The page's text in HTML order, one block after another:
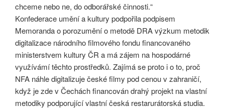
chceme nebo ne, do odborářské činnosti.“
Konfederace umění a kultury podpořila podpisem
Memoranda o porozumění o metodě DRA výzkum metodik
digitalizace národního filmového fondu financovaného
ministerstvem kultury ČR a má zájem na hospodárné
využívámí těchto prostředků. Zajímá se proto i o to, proč
NFA náhle digitalizuje české filmy pod cenou v zahraničí,
když je zde v Čechách financován drahý projekt na vlastní
metodiky podporující vlastní česká restarurátorská studia.